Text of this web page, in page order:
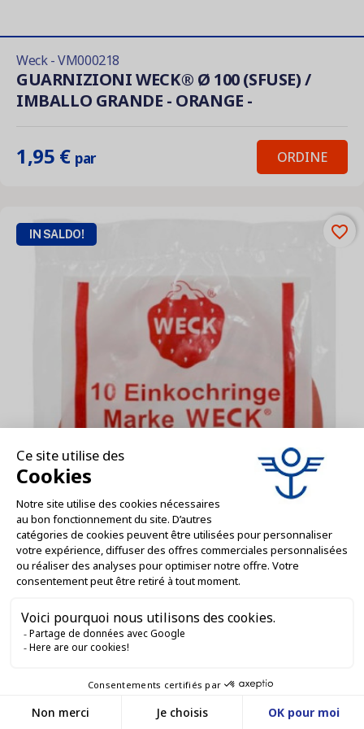
Weck - VM000218
GUARNIZIONI WECK® Ø 100 (SFUSE) /
IMBALLO GRANDE - ORANGE -
1,95 € par ORDINE
GUARNIZIONI WECK® Ø 100 (SFUSE) /
IMBALLO GRANDE - ORANGE -
par
IN SALDO! favorite_border